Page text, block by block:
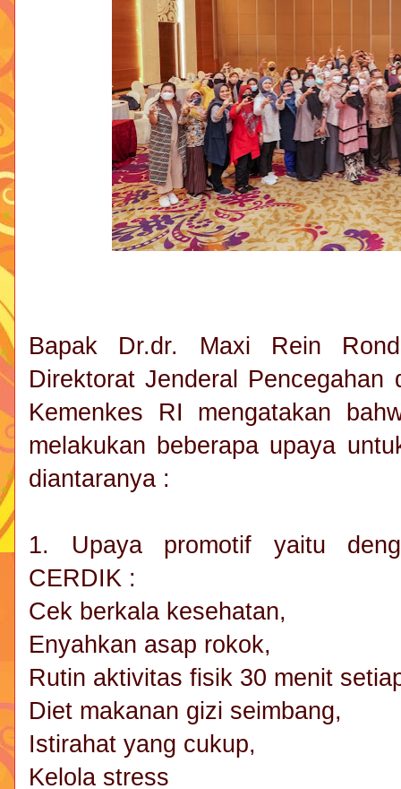
Bapak Dr.dr. Maxi Rein
Direktorat Jenderal Pencegahan
Kemenkes RI mengatakan
melakukan beberapa upaya
diantaranya :
1. Upaya promotif yaitu
CERDIK :
Cek berkala kesehatan,
Enyahkan asap rokok,
Rutin aktivitas fisik 30 menit
Diet makanan gizi seimbang,
Istirahat yang cukup,
Kelola stress